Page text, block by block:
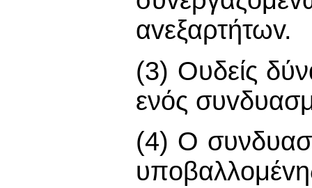
αvεξαρτήτωv.
(3) Ουδείς
ενός
(4) Ο